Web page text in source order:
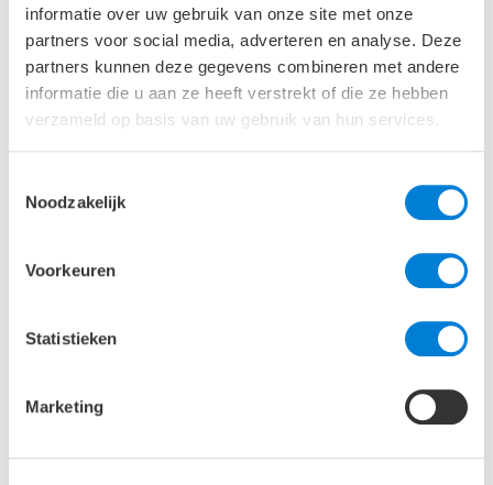
informatie over uw gebruik van onze site met onze
partners voor social media, adverteren en analyse. Deze
partners kunnen deze gegevens combineren met andere
informatie die u aan ze heeft verstrekt of die ze hebben
verzameld op basis van uw gebruik van hun services.
Noodzakelijk
Voorkeuren
Statistieken
Marketing
Constructief onderzoek
in de praktijk
Het ontwerpend onderzoek leidde tot onverwachte
ontdekkingen, zoals bij de voormalige spinnerij.
capaciteit ontdekten we dat bepaalde ingrepen die
in het verleden waren voorgesteld, niet als zodanig
waren uitgevoerd”, vertelt Frank. De houten